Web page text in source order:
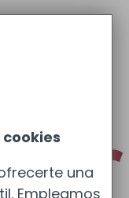
una
Empleamos